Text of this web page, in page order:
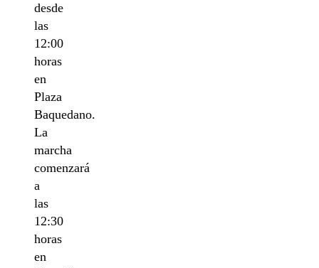
desde
las
12:00
horas
en
Plaza
Baquedano.
La
marcha
comenzará
a
las
12:30
horas
en